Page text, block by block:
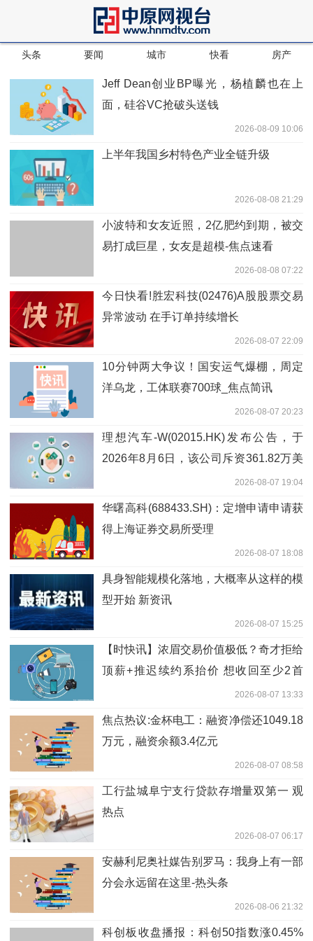
头条 要闻 城市 快看 房产
Jeff Dean创业BP曝光，杨植麟也在上
面，硅谷VC抢破头送钱
2026-08-09 10:06
上半年我国乡村特色产业全链升级
2026-08-08 21:29
小波特和女友近照，2亿肥约到期，被交
易打成巨星，女友是超模-焦点速看
2026-08-08 07:22
今日快看!胜宏科技(02476)A股股票交易
异常波动 在手订单持续增长
2026-08-07 22:09
10分钟两大争议！国安运气爆棚，周定
洋乌龙，工体联赛700球_焦点简讯
2026-08-07 20:23
理想汽车-W(02015.HK)发布公告，于
2026年8月6日，该公司斥资361.82万美
2026-08-07 19:04
华曙高科(688433.SH)：定增申请申请获
得上海证券交易所受理
2026-08-07 18:08
具身智能规模化落地，大概率从这样的模
型开始 新资讯
2026-08-07 15:25
【时快讯】浓眉交易价值极低？奇才拒给
顶薪+推迟续约系抬价 想收回至少2首
2026-08-07 13:33
焦点热议:金杯电工：融资净偿还1049.18
万元，融资余额3.4亿元
2026-08-07 08:58
工行盐城阜宁支行贷款存增量双第一 观
热点
2026-08-07 06:17
安赫利尼奥社媒告别罗马：我身上有一部
分会永远留在这里-热头条
2026-08-06 21:32
科创板收盘播报：科创50指数涨0.45%